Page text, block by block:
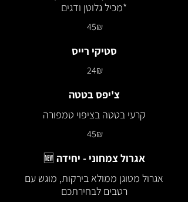
*מכיל גלוטן ודגים
‏45 ‏₪
סטיקי רייס
‏24 ‏₪
צ'יפס בטטה
קרעי בטטה בציפוי טמפורה
‏45 ‏₪
אגרול צמחוני - יחידה 🆕
אגרול מטוגן ממולא בירקות, מוגש עם
רטבים לבחירתכם